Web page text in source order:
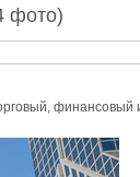
фото)
финансовый